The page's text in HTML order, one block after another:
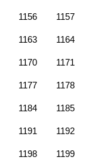
1156 1157
1163 1164
1170 1171
1177 1178
1184 1185
1191 1192
1198 1199